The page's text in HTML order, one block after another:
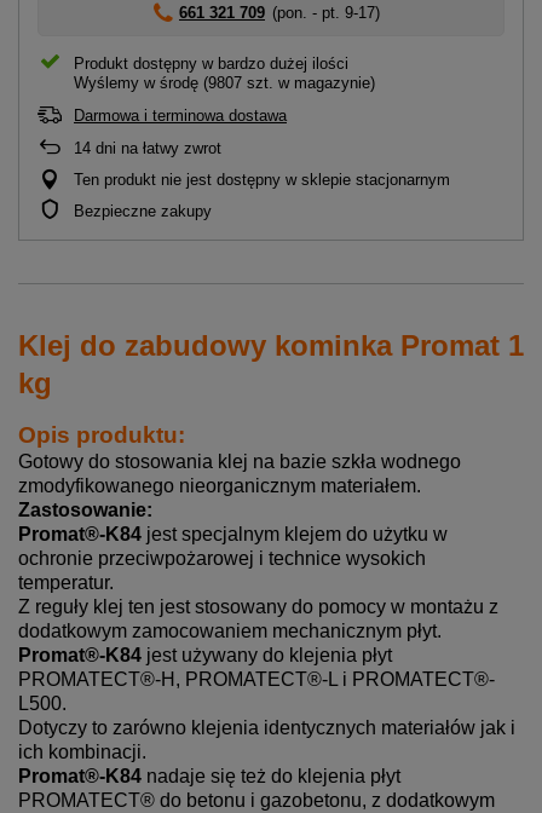
661 321 709 (pon. - pt. 9-17)
Produkt dostępny w bardzo dużej ilości
Wyślemy w środę (9807 szt. w magazynie)
Darmowa i terminowa dostawa
14 dni na łatwy zwrot
Ten produkt nie jest dostępny w sklepie stacjonarnym
Bezpieczne zakupy
Klej do zabudowy kominka Promat 1
kg
Opis produktu:
Gotowy do stosowania klej na bazie szkła wodnego
zmodyfikowanego nieorganicznym materiałem.
Zastosowanie:
Promat®-K84 jest specjalnym klejem do użytku w
ochronie przeciwpożarowej i technice wysokich
temperatur.
Z reguły klej ten jest stosowany do pomocy w montażu z
dodatkowym zamocowaniem mechanicznym płyt.
Promat®-K84 jest używany do klejenia płyt
PROMATECT®-H, PROMATECT®-L i PROMATECT®-
L500.
Dotyczy to zarówno klejenia identycznych materiałów jak i
ich kombinacji.
Promat®-K84 nadaje się też do klejenia płyt
PROMATECT® do betonu i gazobetonu, z dodatkowym